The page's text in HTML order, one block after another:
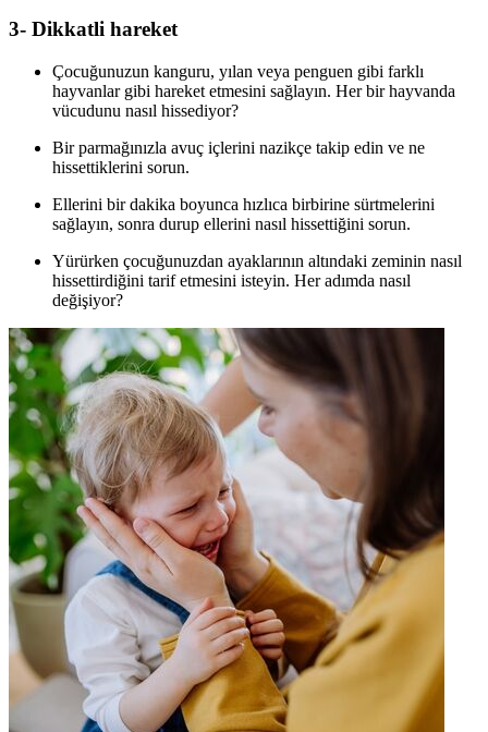
3- Dikkatli hareket
Çocuğunuzun kanguru, yılan veya penguen gibi farklı
hayvanlar gibi hareket etmesini sağlayın. Her bir hayvanda
vücudunu nasıl hissediyor?
Bir parmağınızla avuç içlerini nazikçe takip edin ve ne
hissettiklerini sorun.
Ellerini bir dakika boyunca hızlıca birbirine sürtmelerini
sağlayın, sonra durup ellerini nasıl hissettiğini sorun.
Yürürken çocuğunuzdan ayaklarının altındaki zeminin nasıl
hissettirdiğini tarif etmesini isteyin. Her adımda nasıl
değişiyor?